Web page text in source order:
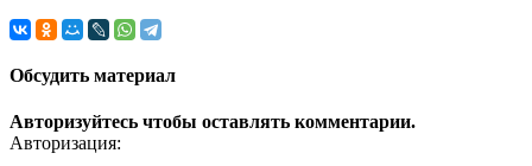
Обсудить материал
Авторизуйтесь чтобы оставлять комментарии.
Авторизация: